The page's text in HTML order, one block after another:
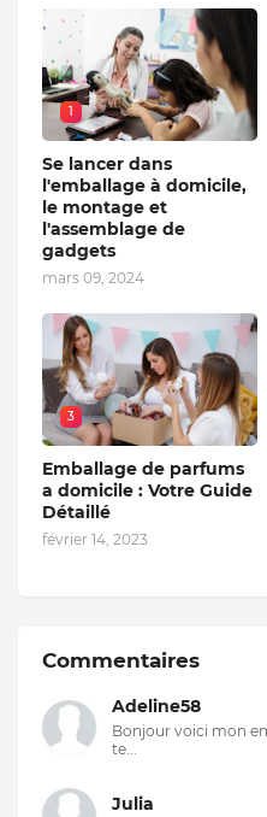
1
Se lancer dans
l'emballage à domicile,
le montage et
l'assemblage de
gadgets
mars 09, 2024
3
Emballage de parfums
a domicile : Votre Guide
Détaillé
février 14, 2023
Commentaires
Adeline58
Bonjour voici mon
te...
Julia